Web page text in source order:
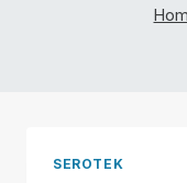
SEROTEK